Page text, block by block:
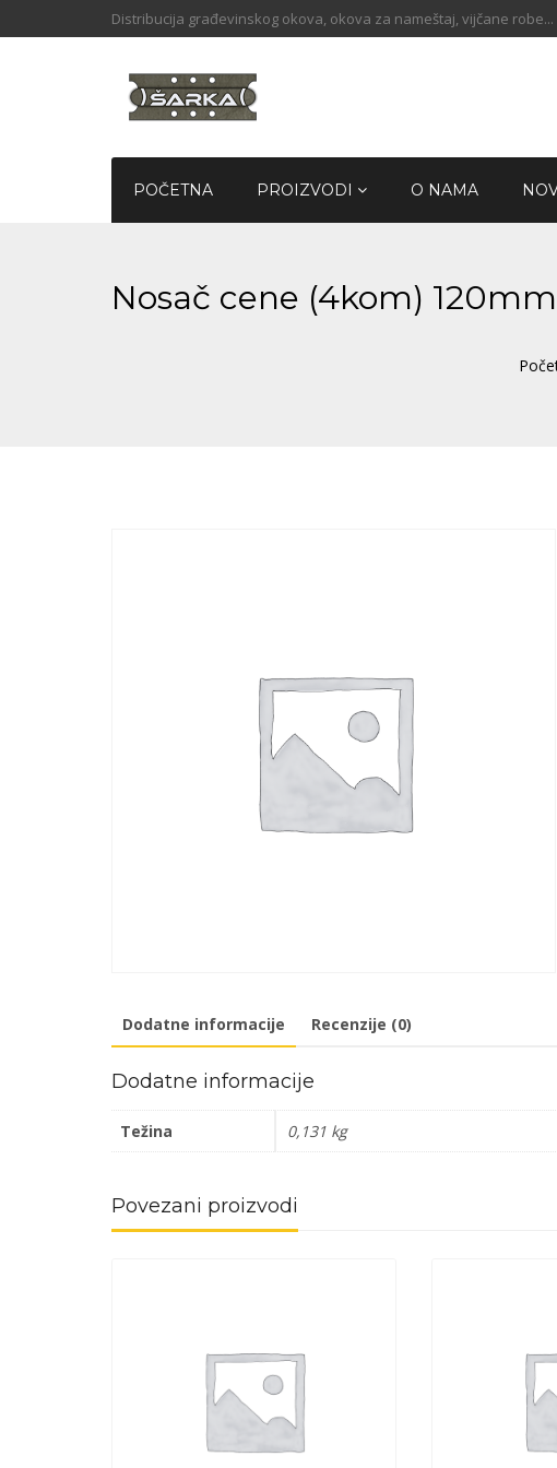
Distribucija građevinskog okova, okova za nameštaj, vijčane robe...
POČETNA PROIZVODI O NAMA
Nosač cene (4kom)
Dodatne informacije Recenzije (0)
Dodatne informacije
Težina 0,131 kg
Povezani proizvodi